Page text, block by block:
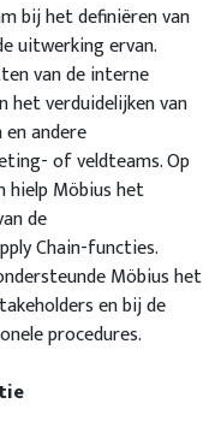
bij het definiëren van
uitwerking ervan.
van de interne
het verduidelijken van
andere
of veldteams. Op
hielp Möbius het
de
Chain-functies.
Möbius het
en bij de
procedures.